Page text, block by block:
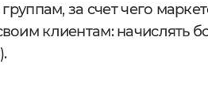
за счет чего
клиентам: начислять